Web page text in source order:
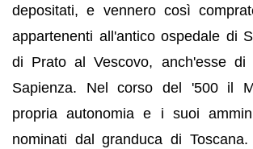
depositati, e vennero così
appartenenti all'antico ospedale di
di Prato al Vescovo, anch'esse di
Sapienza. Nel corso del '500 il
propria autonomia e i suoi
nominati dal granduca di